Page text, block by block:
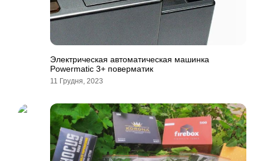
Электрическая автоматическая машинка
Powermatic 3+ поверматик
11 Грудня, 2023